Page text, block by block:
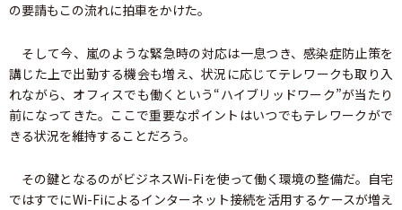
の要請もこの流れに拍車をかけた。
そして今、嵐のような緊急時の対応は一息つき、感染症防止策を
講じた上で出勤する機会も増え、状況に応じてテレワークも取り入
れながら、オフィスでも働くという“ハイブリッドワーク”が当たり
前になってきた。ここで重要なポイントはいつでもテレワークがで
きる状況を維持することだろう。
その鍵となるのがビジネスWi-Fiを使って働く環境の整備だ。自宅
ではすでにWi-Fiによるインターネット接続を活用するケースが増え